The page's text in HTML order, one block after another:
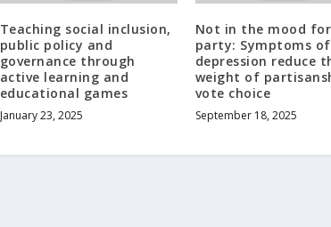
Teaching social inclusion,
public policy and
governance through
active learning and
educational games
January 23, 2025
Not in the mood for
party: Symptoms of
depression reduce
weight of
vote choice
September 18, 2025